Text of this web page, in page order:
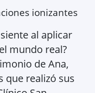
ionizantes
al aplicar
mundo real?
de Ana,
que realizó sus